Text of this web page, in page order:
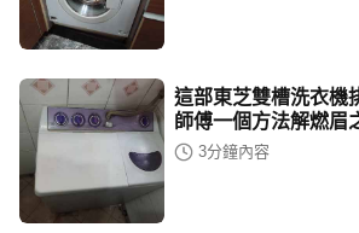
這部東芝雙槽洗衣機
師傅一個方法解燃眉
3分鐘內容